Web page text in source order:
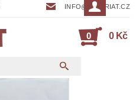
INFO@EKVARIAT.CZ
0 0 Kč